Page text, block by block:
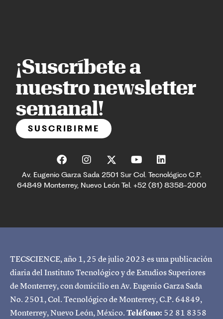
¡Suscríbete a
nuestro newsletter
semanal!
SUSCRIBIRME
Av. Eugenio Garza Sada 2501 Sur Col. Tecnológico C.P.
64849 Monterrey, Nuevo León Tel. +52 (81) 8358-2000
TECSCIENCE, año 1, 25 de julio 2023 es una publicación
diaria del Instituto Tecnológico y de Estudios Superiores
de Monterrey, con domicilio en Av. Eugenio Garza Sada
No. 2501, Col. Tecnológico de Monterrey, C.P. 64849,
Monterrey, Nuevo León, México.Teléfono: 52 81 8358